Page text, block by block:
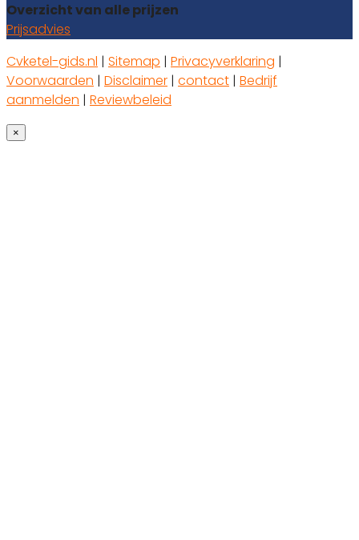
Overzicht van alle prijzen
Prijsadvies
Cvketel-gids.nl | Sitemap | Privacyverklaring |
Voorwaarden | Disclaimer | contact | Bedrijf
aanmelden | Reviewbeleid
×